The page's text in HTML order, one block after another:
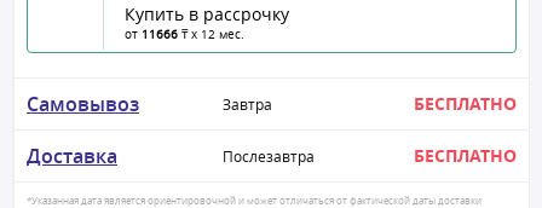
Купить в рассрочку
от 11666 ₸ x 12 мес.
Самовывоз Завтра БЕСПЛАТНО
Доставка Послезавтра БЕСПЛАТНО
*Указанная дата является ориентировочной и может отличаться от фактической даты доставки